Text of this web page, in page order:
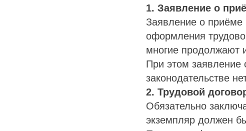
1. Заявление о
Заявление о приёме
оформления
многие продолжают
При этом заявление
законодательстве
2. Трудовой
Обязательно
экземпляр должен